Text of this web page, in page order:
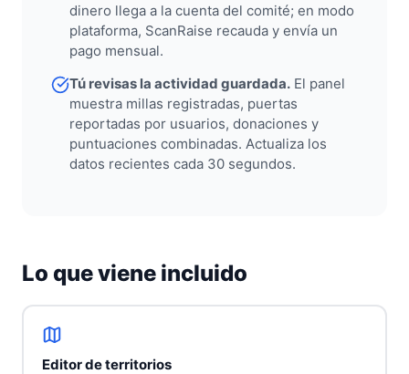
dinero llega a la cuenta del comité; en modo
plataforma, ScanRaise recauda y envía un
pago mensual.
Tú revisas la actividad guardada. El panel
muestra millas registradas, puertas
reportadas por usuarios, donaciones y
puntuaciones combinadas. Actualiza los
datos recientes cada 30 segundos.
Lo que viene incluido
Editor de territorios